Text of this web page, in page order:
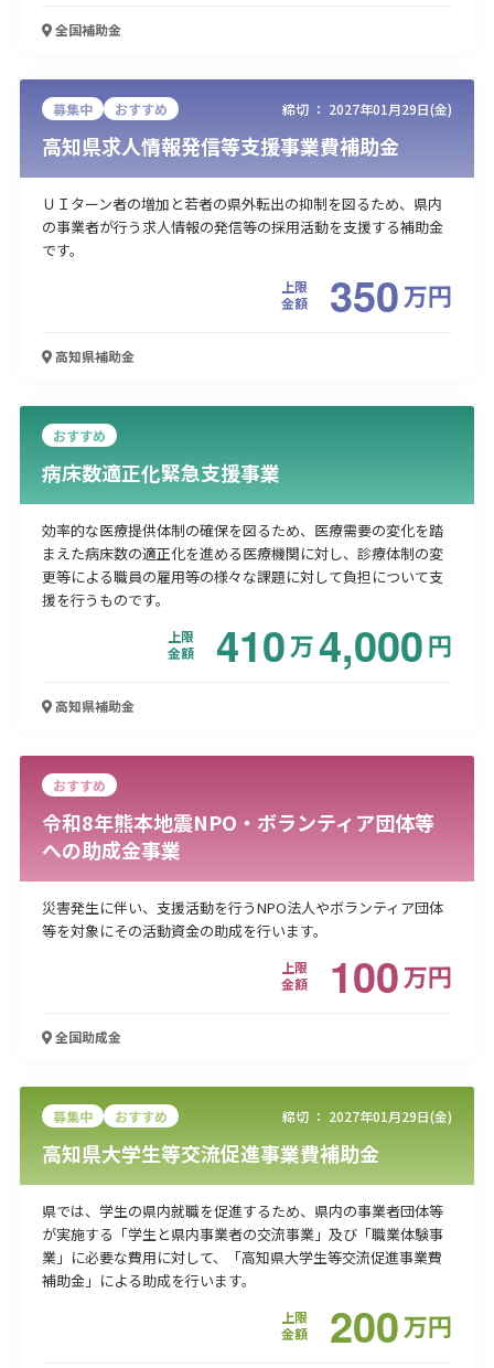
全国補助金
募集中 おすすめ 締切 ： 2027年01月29日(金)
高知県求人情報発信等支援事業費補助金
ＵＩターン者の増加と若者の県外転出の抑制を図るため、県内
の事業者が行う求人情報の発信等の採用活動を支援する補助金
です。
上限
金額
350万円
高知県補助金
おすすめ
病床数適正化緊急支援事業
効率的な医療提供体制の確保を図るため、医療需要の変化を踏
まえた病床数の適正化を進める医療機関に対し、診療体制の変
更等による職員の雇用等の様々な課題に対して負担について支
援を行うものです。
上限
金額
410万4,000円
高知県補助金
おすすめ
令和8年熊本地震NPO・ボランティア団体等
への助成金事業
災害発生に伴い、支援活動を行うNPO法人やボランティア団体
等を対象にその活動資金の助成を行います。
上限
金額
100万円
全国助成金
募集中 おすすめ 締切 ： 2027年01月29日(金)
高知県大学生等交流促進事業費補助金
県では、学生の県内就職を促進するため、県内の事業者団体等
が実施する「学生と県内事業者の交流事業」及び「職業体験事
業」に必要な費用に対して、「高知県大学生等交流促進事業費
補助金」による助成を行います。
上限
金額
200万円